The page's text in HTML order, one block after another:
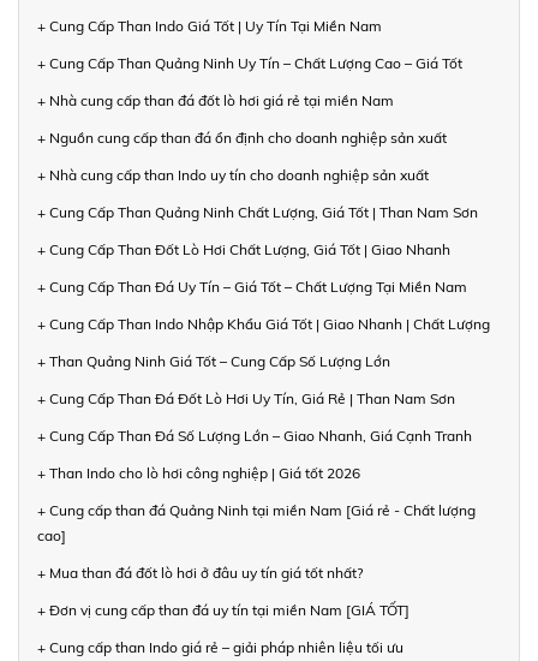
+ Cung Cấp Than Indo Giá Tốt | Uy Tín Tại Miền Nam
+ Cung Cấp Than Quảng Ninh Uy Tín – Chất Lượng Cao – Giá Tốt
+ Nhà cung cấp than đá đốt lò hơi giá rẻ tại miền Nam
+ Nguồn cung cấp than đá ổn định cho doanh nghiệp sản xuất
+ Nhà cung cấp than Indo uy tín cho doanh nghiệp sản xuất
+ Cung Cấp Than Quảng Ninh Chất Lượng, Giá Tốt | Than Nam Sơn
+ Cung Cấp Than Đốt Lò Hơi Chất Lượng, Giá Tốt | Giao Nhanh
+ Cung Cấp Than Đá Uy Tín – Giá Tốt – Chất Lượng Tại Miền Nam
+ Cung Cấp Than Indo Nhập Khẩu Giá Tốt | Giao Nhanh | Chất Lượng
+ Than Quảng Ninh Giá Tốt – Cung Cấp Số Lượng Lớn
+ Cung Cấp Than Đá Đốt Lò Hơi Uy Tín, Giá Rẻ | Than Nam Sơn
+ Cung Cấp Than Đá Số Lượng Lớn – Giao Nhanh, Giá Cạnh Tranh
+ Than Indo cho lò hơi công nghiệp | Giá tốt 2026
+ Cung cấp than đá Quảng Ninh tại miền Nam [Giá rẻ - Chất lượng
cao]
+ Mua than đá đốt lò hơi ở đâu uy tín giá tốt nhất?
+ Đơn vị cung cấp than đá uy tín tại miền Nam [GIÁ TỐT]
+ Cung cấp than Indo giá rẻ – giải pháp nhiên liệu tối ưu